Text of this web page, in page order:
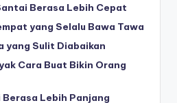
Berasa Lebih Cepat
yang Selalu Bawa Tawa
yang Sulit Diabaikan
Cara Buat Bikin Orang
Lebih Panjang